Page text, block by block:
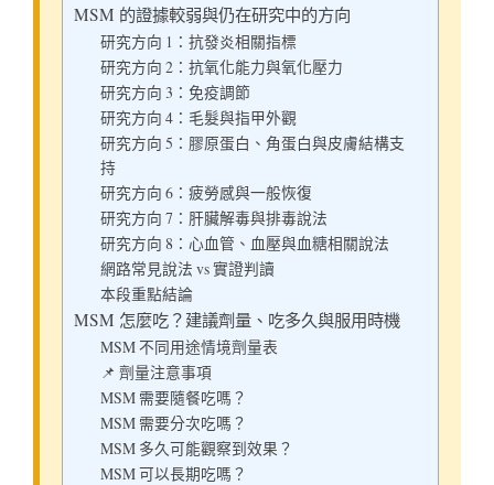
MSM 的證據較弱與仍在研究中的方向
研究方向 1：抗發炎相關指標
研究方向 2：抗氧化能力與氧化壓力
研究方向 3：免疫調節
研究方向 4：毛髮與指甲外觀
研究方向 5：膠原蛋白、角蛋白與皮膚結構支
持
研究方向 6：疲勞感與一般恢復
研究方向 7：肝臟解毒與排毒說法
研究方向 8：心血管、血壓與血糖相關說法
網路常見說法 vs 實證判讀
本段重點結論
MSM 怎麼吃？建議劑量、吃多久與服用時機
MSM 不同用途情境劑量表
📌 劑量注意事項
MSM 需要隨餐吃嗎？
MSM 需要分次吃嗎？
MSM 多久可能觀察到效果？
MSM 可以長期吃嗎？